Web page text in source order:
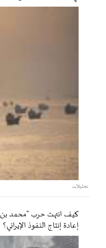
تحليلات
كيف انتهت حرب "محمد بن
إعادة إنتاج النفوذ الإيراني؟